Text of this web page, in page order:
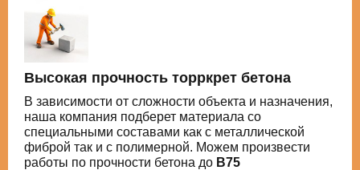
Высокая прочность торркрет бетона
В зависимости от сложности объекта и назначения,
наша компания подберет материала со
специальными составами как с металлической
фиброй так и с полимерной. Можем произвести
работы по прочности бетона до В75